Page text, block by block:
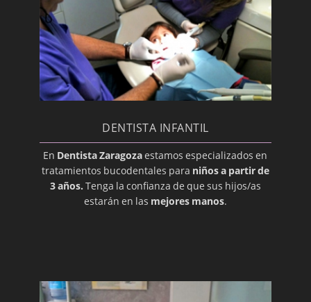
Dentición
Dentina
Desbridamiento
Diente Impactado
Temporomandibular
Edéntulo
Enchapado
Enfermedad periodontal
Extracción
DENTISTA INFANTIL
En Dentista Zaragozaestamos especializados en
tratamientos bucodentales para niños a partir de
3 años. Tenga la confianza de que sus hijos/as
estarán en las mejores manos.